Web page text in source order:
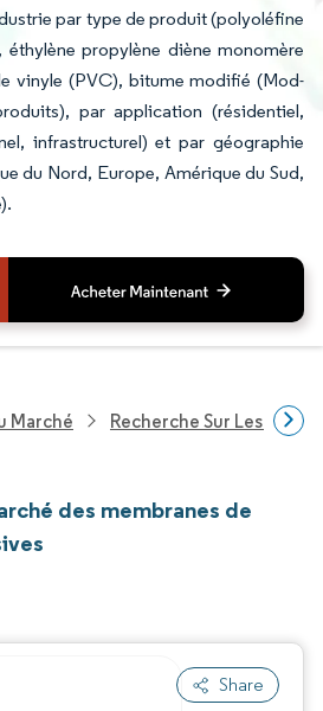
par type de produit (polyoléfine
propylène diène monomère
vinyle (PVC), bitume modifié (Mod-
par application (résidentiel,
infrastructurel) et par géographie
du Nord, Europe, Amérique du Sud,
Marché Recherche Sur Les
des membranes de
Share